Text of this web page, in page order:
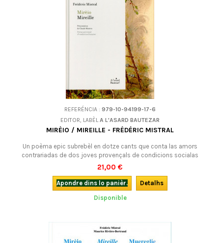
REFERÉNCIA : 979-10-94199-17-6
EDITOR, LABÈLA L'ASARD BAUTEZAR
MIRÈIO / MIREILLE - FRÉDÉRIC MISTRAL
Un poèma epic subrebèl en dotze cants que conta las amors
contrariadas de dos joves provençals de condicions socialas
diferentas, Mirèio (Mirelha) e Vincèn (Vincenç), en tot evocant la vida e
las tradicions popularas provençalas del sègle 19. Un cap d'òbra de
nòstre patrimòni literari, de (tornar) descobrir ! Edicion bilingua
occitan-francés...
21,00 €
Apondre dins lo panièr.
Detalhs
Disponible